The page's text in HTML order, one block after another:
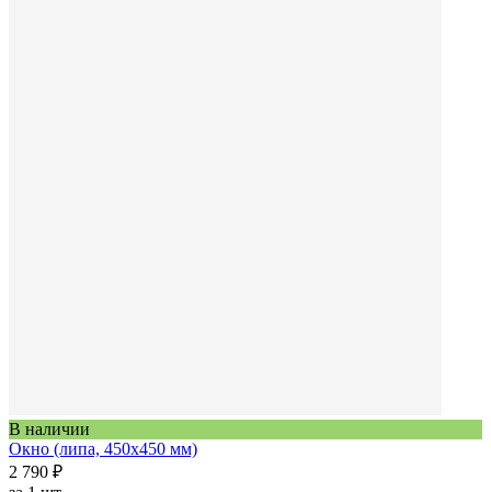
В наличии
Окно (липа, 450x450 мм)
2 790 ₽